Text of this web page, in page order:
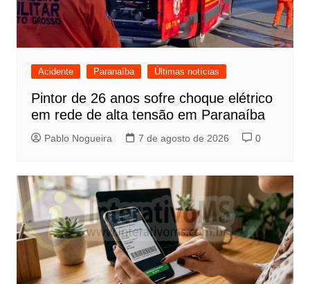
Acidente Paranaíba Últimas notícias
Pintor de 26 anos sofre choque elétrico
em rede de alta tensão em Paranaíba
Pablo Nogueira 7 de agosto de 2026 0